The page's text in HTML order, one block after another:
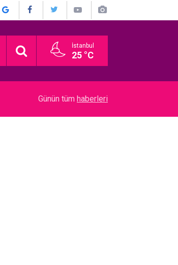
İstanbul
25 °C
Nagihan Karadere... BÜYÜK DEĞİŞİM, BÜYÜK
Günün tüm haberleri